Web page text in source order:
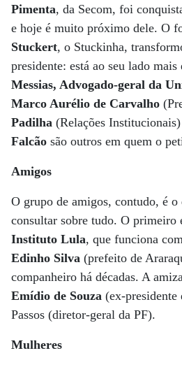
Pimenta, da Secom, foi
e hoje é muito próximo dele. O
Stuckert, o Stuckinha,
presidente: está ao seu lado
Messias, Advogado-geral da
Marco Aurélio de Carvalho
Padilha (Relações
Falcão são outros em quem o
Amigos
O grupo de amigos, contudo, é
consultar sobre tudo. O primeiro
Instituto Lula, que funciona
Edinho Silva (prefeito de
companheiro há décadas. A
Emídio de Souza (ex-presidente
Passos (diretor-geral da PF).
Mulheres